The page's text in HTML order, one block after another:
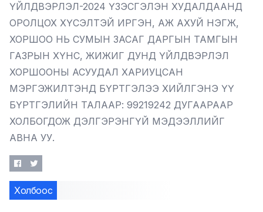
ҮЙЛДВЭРЛЭЛ-2024 ҮЗЭСГЭЛЭН ХУДАЛДААНД
ОРОЛЦОХ ХҮСЭЛТЭЙ ИРГЭН, АЖ АХУЙ НЭГЖ,
ХОРШОО НЬ СУМЫН ЗАСАГ ДАРГЫН ТАМГЫН
ГАЗРЫН ХҮНС, ЖИЖИГ ДУНД ҮЙЛДВЭРЛЭЛ
ХОРШООНЫ АСУУДАЛ ХАРИУЦСАН
МЭРГЭЖИЛТЭНД БҮРТГЭЛЭЭ ХИЙЛГЭНЭ ҮҮ
БҮРТГЭЛИЙН ТАЛААР: 99219242 ДУГААРААР
ХОЛБОГДОЖ ДЭЛГЭРЭНГҮЙ МЭДЭЭЛЛИЙГ
АВНА УУ.
Холбоос